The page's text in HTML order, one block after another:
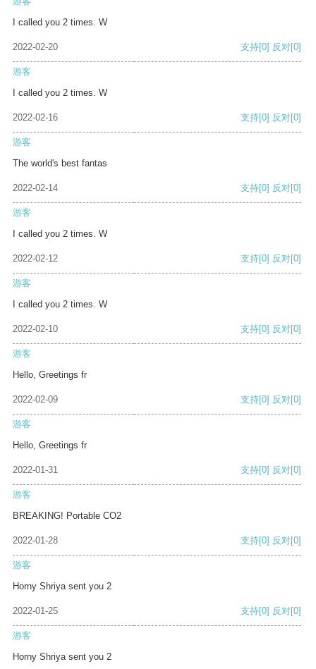
I called you 2 times. W
2022-02-20 支持[0] 反对[0]
游客
I called you 2 times. W
2022-02-16 支持[0] 反对[0]
游客
The world's best fantas
2022-02-14 支持[0] 反对[0]
游客
I called you 2 times. W
2022-02-12 支持[0] 反对[0]
游客
I called you 2 times. W
2022-02-10 支持[0] 反对[0]
游客
Hello, Greetings fr
2022-02-09 支持[0] 反对[0]
游客
Hello, Greetings fr
2022-01-31 支持[0] 反对[0]
游客
BREAKING! Portable CO2
2022-01-28 支持[0] 反对[0]
游客
Horny Shriya sent you 2
2022-01-25 支持[0] 反对[0]
游客
Horny Shriya sent you 2